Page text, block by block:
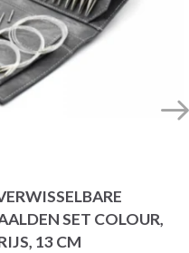
SET COLOUR,
13 CM